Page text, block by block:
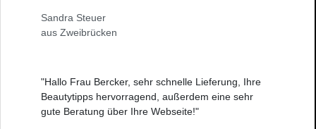
Sandra Steuer
aus Zweibrücken
"Hallo Frau Bercker, sehr schnelle Lieferung, Ihre
Beautytipps hervorragend, außerdem eine sehr
gute Beratung über Ihre Webseite!"